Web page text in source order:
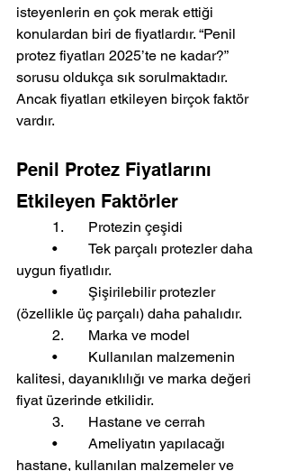
isteyenlerin en çok merak ettiği
konulardan biri de fiyatlardır. “Penil
protez fiyatları 2025’te ne kadar?”
sorusu oldukça sık sorulmaktadır.
Ancak fiyatları etkileyen birçok faktör
vardır.
Penil Protez Fiyatlarını
Etkileyen Faktörler
	1.	Protezin çeşidi
uygun fiyatlıdır.
(özellikle üç parçalı) daha pahalıdır.
	2.	Marka ve model
kalitesi, dayanıklılığı ve marka değeri
fiyat üzerinde etkilidir.
	3.	Hastane ve cerrah
hastane, kullanılan malzemeler ve